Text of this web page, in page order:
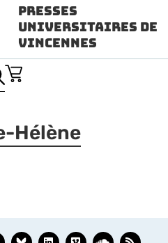
Presses
Universitaires de
Vincennes
Hélène